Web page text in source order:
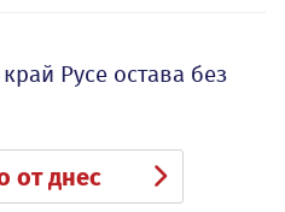
Русе остава без
от днес